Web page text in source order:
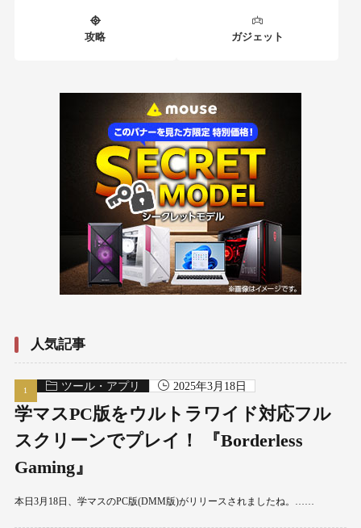
攻略 ガジェット
人気記事
ツール・アプリ 2025年3月18日
学マスPC版をウルトラワイド対応フル
スクリーンでプレイ！ 『Borderless
Gaming』
本日3月18日、学マスのPC版(DMM版)がリリースされましたね。……